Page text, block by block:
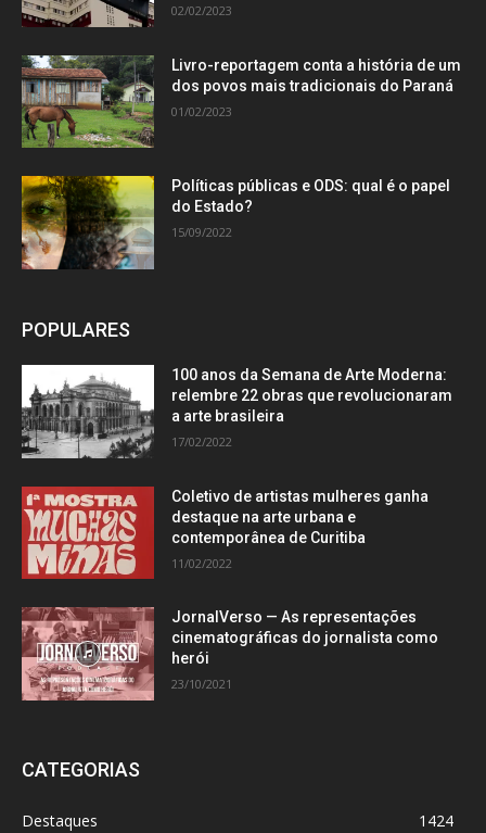
02/02/2023
Livro-reportagem conta a história de um
dos povos mais tradicionais do Paraná
01/02/2023
Políticas públicas e ODS: qual é o papel
do Estado?
15/09/2022
POPULARES
100 anos da Semana de Arte Moderna:
relembre 22 obras que revolucionaram
a arte brasileira
17/02/2022
Coletivo de artistas mulheres ganha
destaque na arte urbana e
contemporânea de Curitiba
11/02/2022
JornalVerso — As representações
cinematográficas do jornalista como
herói
23/10/2021
CATEGORIAS
Destaques
1424